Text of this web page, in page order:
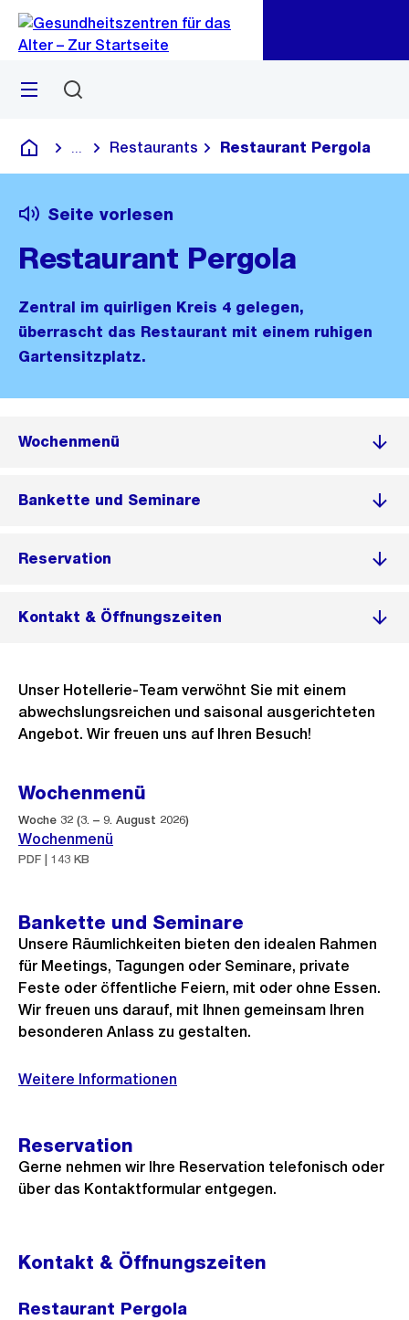
Navigation
Sprunglink
Menü
Gesundheitszentren für das Alter
Blende alle Breadcrumbs ein
Restaurants Restaurant Pergola
Seite vorlesen
Restaurant Pergola
Zentral im quirligen Kreis 4 gelegen,
überrascht das Restaurant mit einem ruhigen
Gartensitzplatz.
Wochenmenü
Bankette und Seminare
Reservation
Kontakt & Öffnungszeiten
Unser Hotellerie-Team verwöhnt Sie mit einem
abwechslungsreichen und saisonal ausgerichteten
Angebot. Wir freuen uns auf Ihren Besuch!
Wochenmenü
Woche 32 (3. – 9. August 2026)
Wochenmenü
PDF | 143 KB
Bankette und Seminare
Unsere Räumlichkeiten bieten den idealen Rahmen
für Meetings, Tagungen oder Seminare, private
Feste oder öffentliche Feiern, mit oder ohne Essen.
Wir freuen uns darauf, mit Ihnen gemeinsam Ihren
besonderen Anlass zu gestalten.
Weitere Informationen
Reservation
Gerne nehmen wir Ihre Reservation telefonisch oder
über das Kontaktformular entgegen.
Kontakt & Öffnungszeiten
Restaurant Pergola